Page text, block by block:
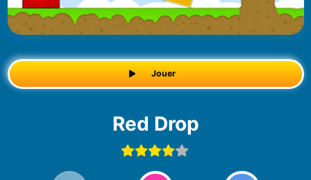
Jouer
Red Drop